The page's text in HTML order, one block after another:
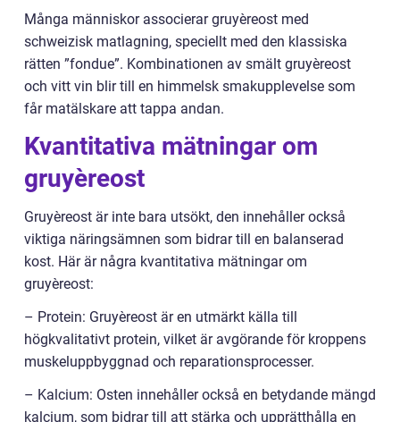
Många människor associerar gruyèreost med
schweizisk matlagning, speciellt med den klassiska
rätten ”fondue”. Kombinationen av smält gruyèreost
och vitt vin blir till en himmelsk smakupplevelse som
får matälskare att tappa andan.
Kvantitativa mätningar om
gruyèreost
Gruyèreost är inte bara utsökt, den innehåller också
viktiga näringsämnen som bidrar till en balanserad
kost. Här är några kvantitativa mätningar om
gruyèreost:
– Protein: Gruyèreost är en utmärkt källa till
högkvalitativt protein, vilket är avgörande för kroppens
muskeluppbyggnad och reparationsprocesser.
– Kalcium: Osten innehåller också en betydande mängd
kalcium, som bidrar till att stärka och upprätthålla en